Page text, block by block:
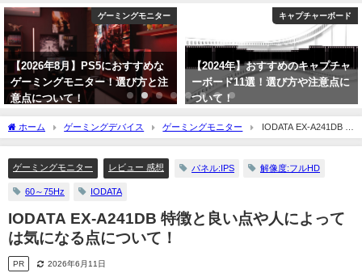
ゲーミングモニター
【2026年8月】PS5におすすめな
ゲーミングモニター！選び方と注
意点について！
キャプチャーボード
【2024年】おすすめのキャプチャ
ーボード11選！選び方や注意点に
ついて！
ホーム ゲーミングデバイス ゲーミングモニター
IODATA EX-A241DB 特
徴と良い点や人によっては気になる点について！
ゲーミングモニター レビュー 感想 パネル:IPS 解像度:フルHD
60～75Hz IODATA
IODATA EX-A241DB 特徴と良い点や人によって
は気になる点について！
PR 2026年6月11日